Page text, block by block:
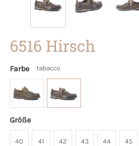
6516 Hirsch
Farbe tabacco
Größe
40 41 42 43 44 45